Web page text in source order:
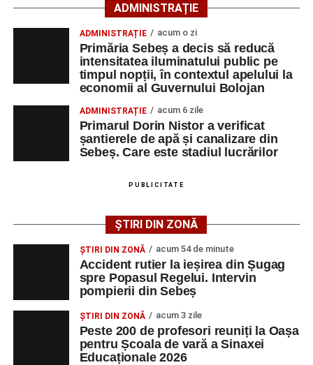
Lista publicată de AJOFM Alba include, pe lângă
denumirea posturilor vacante din Săsciori, și datele de
contact ale angajatorilor, precum numere de telefon și
adrese de e-mail, pentru ca persoanele interesate să
poată solicita detalii despre condițiile de angajare,
programul de lucru și procesul de recrutare.
Mai jos puteți consulta lista completă a locurilor de
muncă disponibile în comuna Săsciori la data de 4
august 2026, precum și datele de contact ale
LMV
TELEFON/E-
Technology Srl
OPERATOR LA
MASINI-UNELTE
CU COMANDA
NUMERICA
1 0752826367
ADMINISTRAȚIE
ADMINISTRAȚIE acum o zi
Primăria Sebeș a decis să reducă
intensitatea iluminatului public pe
timpul nopții, în contextul apelului la
economii al Guvernului Bolojan
ADMINISTRAȚIE acum 6 zile
Primarul Dorin Nistor a verificat
șantierele de apă și canalizare din
Sebeș. Care este stadiul lucrărilor
PUBLICITATE
ȘTIRI DIN ZONĂ
ȘTIRI DIN ZONĂ acum 54 de minute
Accident rutier la ieșirea din Șugag
spre Popasul Regelui. Intervin
pompierii din Sebeș
ȘTIRI DIN ZONĂ acum 3 zile
Peste 200 de profesori reuniți la Oașa
pentru Școala de vară a Sinaxei
Educaționale 2026